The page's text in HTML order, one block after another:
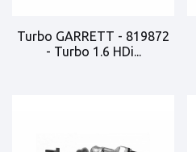
Turbo GARRETT - 819872
- Turbo 1.6 HDi...